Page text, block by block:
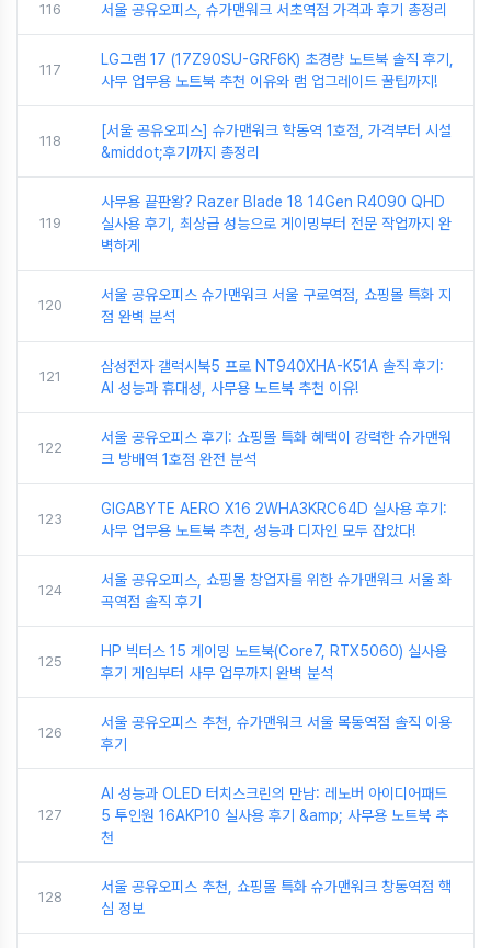
116 서울 공유오피스, 슈가맨워크 서초역점 가격과 후기 총정리
117
LG그램 17 (17Z90SU-GRF6K) 초경량 노트북 솔직 후기,
사무 업무용 노트북 추천 이유와 램 업그레이드 꿀팁까지!
118
[서울 공유오피스] 슈가맨워크 학동역 1호점, 가격부터 시설
&middot;후기까지 총정리
119
사무용 끝판왕? Razer Blade 18 14Gen R4090 QHD
실사용 후기, 최상급 성능으로 게이밍부터 전문 작업까지 완
벽하게
120
서울 공유오피스 슈가맨워크 서울 구로역점, 쇼핑몰 특화 지
점 완벽 분석
121
삼성전자 갤럭시북5 프로 NT940XHA-K51A 솔직 후기:
AI 성능과 휴대성, 사무용 노트북 추천 이유!
122
서울 공유오피스 후기: 쇼핑몰 특화 혜택이 강력한 슈가맨워
크 방배역 1호점 완전 분석
123
GIGABYTE AERO X16 2WHA3KRC64D 실사용 후기:
사무 업무용 노트북 추천, 성능과 디자인 모두 잡았다!
124
서울 공유오피스, 쇼핑몰 창업자를 위한 슈가맨워크 서울 화
곡역점 솔직 후기
125
HP 빅터스 15 게이밍 노트북(Core7, RTX5060) 실사용
후기 게임부터 사무 업무까지 완벽 분석
126
서울 공유오피스 추천, 슈가맨워크 서울 목동역점 솔직 이용
후기
127
AI 성능과 OLED 터치스크린의 만남: 레노버 아이디어패드
5 투인원 16AKP10 실사용 후기 &amp; 사무용 노트북 추
천
128
서울 공유오피스 추천, 쇼핑몰 특화 슈가맨워크 창동역점 핵
심 정보